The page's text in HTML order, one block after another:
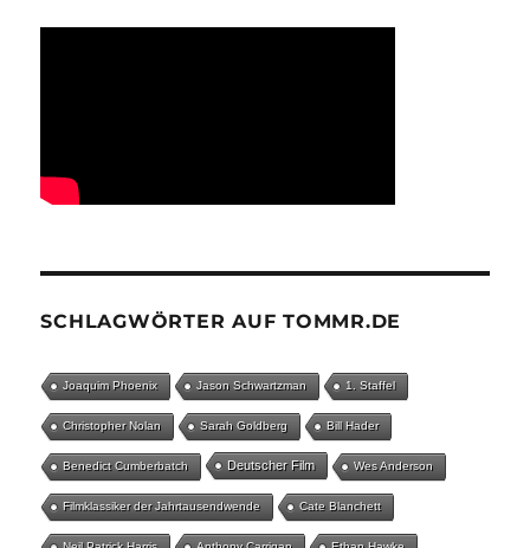
SCHLAGWÖRTER AUF TOMMR.DE
Joaquim Phoenix Jason Schwartzman 1. Staffel
Christopher Nolan Sarah Goldberg Bill Hader
Benedict Cumberbatch Deutscher Film Wes Anderson
Filmklassiker der Jahrtausendwende Cate Blanchett